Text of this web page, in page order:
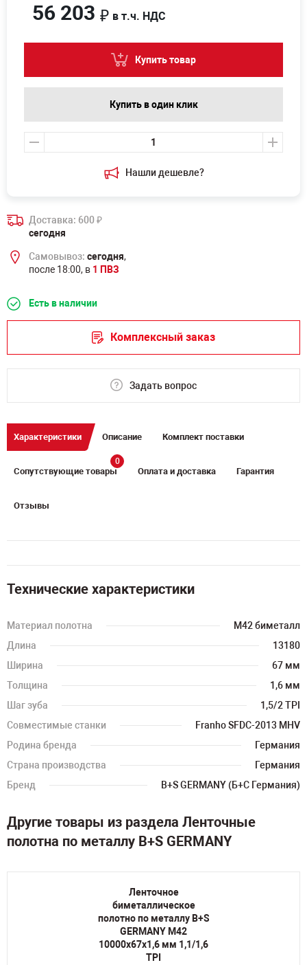
Нашли дешевле?
56 203 ₽ в т.ч. НДС
Купить товар
Купить в один клик
Доставка: 600₽
сегодня
Самовывоз: сегодня,
после 18:00, в 1 ПВЗ
Есть в наличии
Комплексный заказ
Задать вопрос
Характеристики Описание Комплект поставки
Сопутствующие товары
0
Оплата и доставка Гарантия
Отзывы
Технические характеристики
Материал полотна
M42 биметалл
Длина
13180
Ширина
67 мм
Толщина
1,6 мм
Шаг зуба
1,5/2 TPI
Совместимые станки
Franho SFDC-2013 MHV
Родина бренда
Германия
Страна производства
Германия
Бренд
B+S GERMANY (Б+С Германия)
Другие товары из раздела Ленточные
полотна по металлу B+S GERMANY
Ленточное
биметаллическое
полотно по металлу B+S
GERMANY M42
10000х67х1,6 мм 1,1/1,6
TPI